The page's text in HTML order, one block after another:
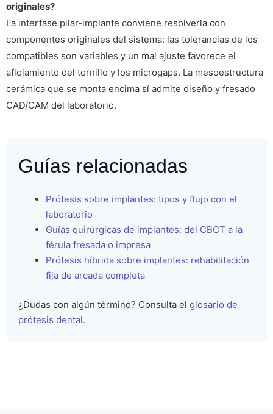
originales?
La interfase pilar-implante conviene resolverla con
componentes originales del sistema: las tolerancias de los
compatibles son variables y un mal ajuste favorece el
aflojamiento del tornillo y los microgaps. La mesoestructura
cerámica que se monta encima sí admite diseño y fresado
CAD/CAM del laboratorio.
Guías relacionadas
Prótesis sobre implantes: tipos y flujo con el
laboratorio
Guías quirúrgicas de implantes: del CBCT a la
férula fresada o impresa
Prótesis híbrida sobre implantes: rehabilitación
fija de arcada completa
¿Dudas con algún término? Consulta el glosario de
prótesis dental.